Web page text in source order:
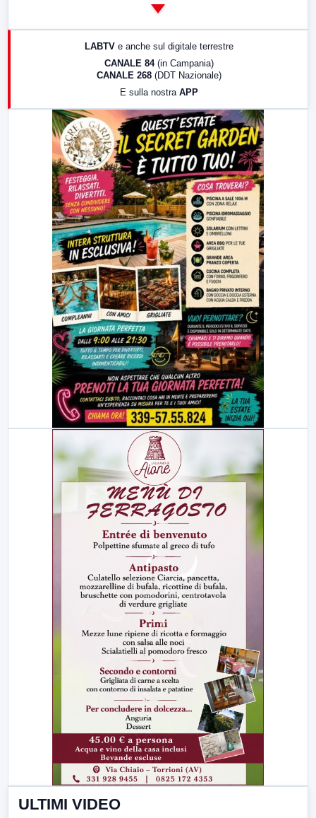
LabNews (replica)
LABTV e anche sul digitale terrestre
CANALE 84 (in Campania)
CANALE 268 (DDT Nazionale)
E sulla nostra APP
ULTIMI VIDEO